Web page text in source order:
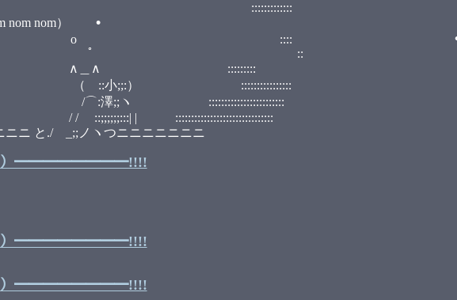
）
o ::::
, ﾟ ::
＿∧ :::::::::
::小;;:） ::::::::::::::::
::::::::::::::::::::::::
| :::::::::::::::::::::::::::::::
ヽつニニニニニニニ
━━━━━━━━!!!!
━━━━━━━━!!!!
━━━━━━━━!!!!